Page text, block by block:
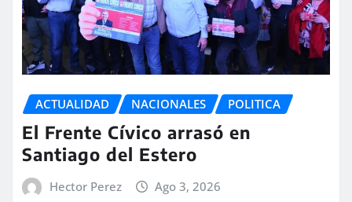
ACTUALIDAD NACIONALES POLITICA
El Frente Cívico arrasó en
Santiago del Estero
Hector Perez Ago 3, 2026